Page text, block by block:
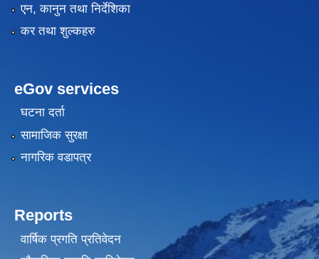
एन, कानुन तथा निर्देशिका
कर तथा शुल्कहरु
eGov services
घटना दर्ता
सामाजिक सुरक्षा
नागरिक वडापत्र
Reports
वार्षिक प्रगति प्रतिवेदन